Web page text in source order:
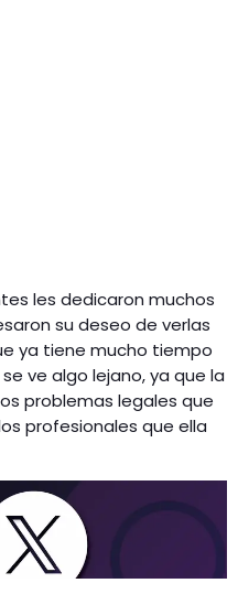
les dedicaron muchos
su deseo de verlas
ya tiene mucho tiempo
ve algo lejano, ya que la
problemas legales que
profesionales que ella